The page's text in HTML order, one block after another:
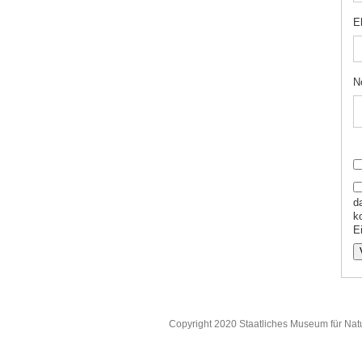
Copyright 2020 Staatliches Museum für